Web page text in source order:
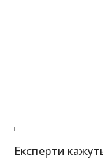
Експерти